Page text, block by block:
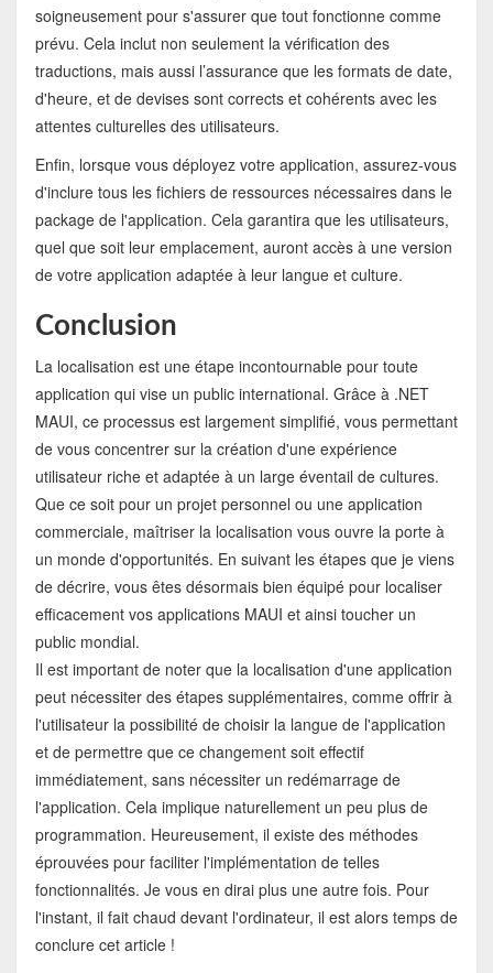
soigneusement pour s'assurer que tout fonctionne comme
prévu. Cela inclut non seulement la vérification des
traductions, mais aussi l’assurance que les formats de date,
d'heure, et de devises sont corrects et cohérents avec les
attentes culturelles des utilisateurs.
Enfin, lorsque vous déployez votre application, assurez-vous
d'inclure tous les fichiers de ressources nécessaires dans le
package de l'application. Cela garantira que les utilisateurs,
quel que soit leur emplacement, auront accès à une version
de votre application adaptée à leur langue et culture.
Conclusion
La localisation est une étape incontournable pour toute
application qui vise un public international. Grâce à .NET
MAUI, ce processus est largement simplifié, vous permettant
de vous concentrer sur la création d'une expérience
utilisateur riche et adaptée à un large éventail de cultures.
Que ce soit pour un projet personnel ou une application
commerciale, maîtriser la localisation vous ouvre la porte à
un monde d'opportunités. En suivant les étapes que je viens
de décrire, vous êtes désormais bien équipé pour localiser
efficacement vos applications MAUI et ainsi toucher un
public mondial.
Il est important de noter que la localisation d'une application
peut nécessiter des étapes supplémentaires, comme offrir à
l'utilisateur la possibilité de choisir la langue de l'application
et de permettre que ce changement soit effectif
immédiatement, sans nécessiter un redémarrage de
l'application. Cela implique naturellement un peu plus de
programmation. Heureusement, il existe des méthodes
éprouvées pour faciliter l'implémentation de telles
fonctionnalités. Je vous en dirai plus une autre fois. Pour
l'instant, il fait chaud devant l'ordinateur, il est alors temps de
conclure cet article !